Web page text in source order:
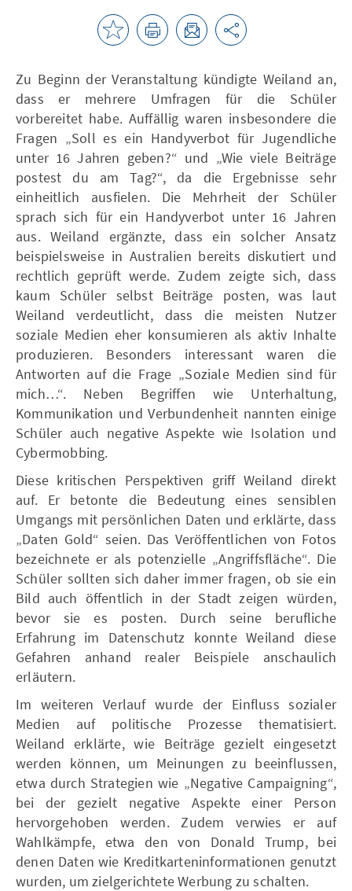
Zu Beginn der Veranstaltung kündigte Weiland an,
dass er mehrere Umfragen für die Schüler
vorbereitet habe. Auffällig waren insbesondere die
Fragen „Soll es ein Handyverbot für Jugendliche
unter 16 Jahren geben?“ und „Wie viele Beiträge
postest du am Tag?“, da die Ergebnisse sehr
einheitlich ausfielen. Die Mehrheit der Schüler
sprach sich für ein Handyverbot unter 16 Jahren
aus. Weiland ergänzte, dass ein solcher Ansatz
beispielsweise in Australien bereits diskutiert und
rechtlich geprüft werde. Zudem zeigte sich, dass
kaum Schüler selbst Beiträge posten, was laut
Weiland verdeutlicht, dass die meisten Nutzer
soziale Medien eher konsumieren als aktiv Inhalte
produzieren. Besonders interessant waren die
Antworten auf die Frage „Soziale Medien sind für
mich…“. Neben Begriffen wie Unterhaltung,
Kommunikation und Verbundenheit nannten einige
Schüler auch negative Aspekte wie Isolation und
Cybermobbing.
Diese kritischen Perspektiven griff Weiland direkt
auf. Er betonte die Bedeutung eines sensiblen
Umgangs mit persönlichen Daten und erklärte, dass
„Daten Gold“ seien. Das Veröffentlichen von Fotos
bezeichnete er als potenzielle „Angriffsfläche“. Die
Schüler sollten sich daher immer fragen, ob sie ein
Bild auch öffentlich in der Stadt zeigen würden,
bevor sie es posten. Durch seine berufliche
Erfahrung im Datenschutz konnte Weiland diese
Gefahren anhand realer Beispiele anschaulich
erläutern.
Im weiteren Verlauf wurde der Einfluss sozialer
Medien auf politische Prozesse thematisiert.
Weiland erklärte, wie Beiträge gezielt eingesetzt
werden können, um Meinungen zu beeinflussen,
etwa durch Strategien wie „Negative Campaigning“,
bei der gezielt negative Aspekte einer Person
hervorgehoben werden. Zudem verwies er auf
Wahlkämpfe, etwa den von Donald Trump, bei
denen Daten wie Kreditkarteninformationen genutzt
wurden, um zielgerichtete Werbung zu schalten.